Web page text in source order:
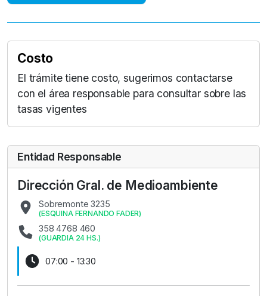
Costo
El trámite tiene costo, sugerimos contactarse
con el área responsable para consultar sobre las
tasas vigentes
Entidad Responsable
Dirección Gral. de Medioambiente
Sobremonte 3235
(ESQUINA FERNANDO FADER)
358 4768 460
(GUARDIA 24 HS.)
07:00 - 13:30